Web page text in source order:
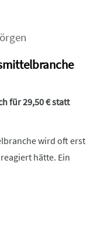
für 29,50 € statt
wird oft erst
hätte. Ein